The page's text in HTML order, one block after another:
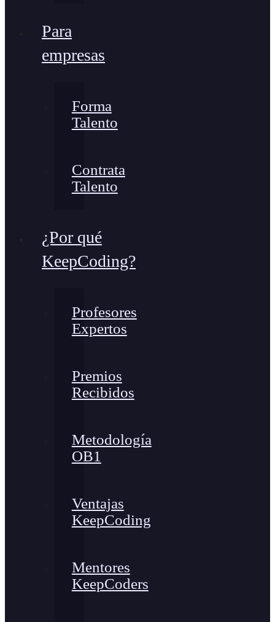
Para
empresas
Forma
Talento
Contrata
Talento
¿Por qué
KeepCoding?
Profesores
Expertos
Premios
Recibidos
Metodología
OB1
Ventajas
KeepCoding
Mentores
KeepCoders